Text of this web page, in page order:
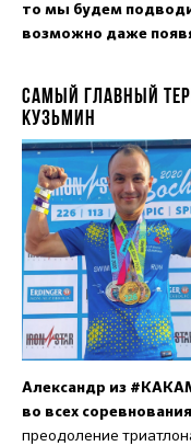
то мы будем
возможно даже
САМЫЙ ГЛАВНЫЙ
КУЗЬМИН
Александр из
во всех
преодоление